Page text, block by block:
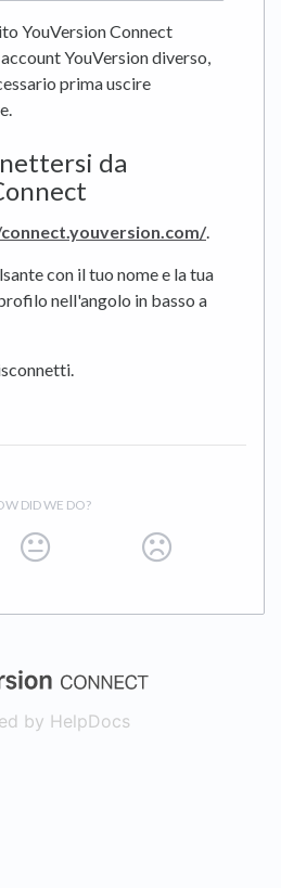
YouVersion Connect
YouVersion diverso,
prima uscire
da
.
con il tuo nome e la tua
nell'angolo in basso a
DID WE DO?
(opens in a
by HelpDocs